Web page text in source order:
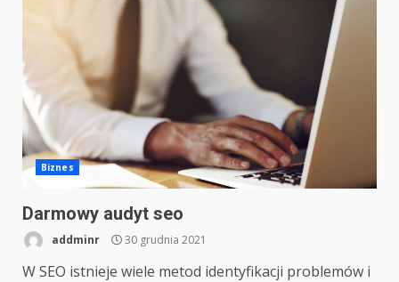
Biznes
Darmowy audyt seo
addminr 30 grudnia 2021
W SEO istnieje wiele metod identyfikacji problemów i